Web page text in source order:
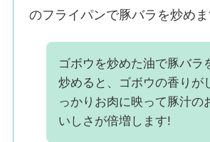
のフライパンで豚バラを炒めま
ゴボウを炒めた油で豚バラ
炒めると、ゴボウの香りが
っかりお肉に映って豚汁の
いしさが倍増します!